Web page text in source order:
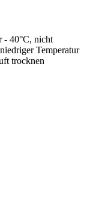
- 40°C, nicht
Temperatur
trocknen